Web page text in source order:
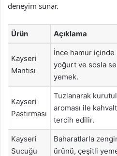
deneyim sunar.
Ürün Açıklama
Kayseri
Mantısı
İnce hamur içinde
yoğurt ve sosla
yemek.
Kayseri
Pastırması
Tuzlanarak
aroması ile
tercih edilir.
Kayseri
Sucuğu
Baharatlarla
ürünü, çeşitli